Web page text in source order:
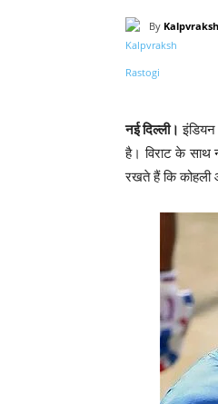
By
नई दिल्ली।
है। विराट के साथ
रखते हैं कि